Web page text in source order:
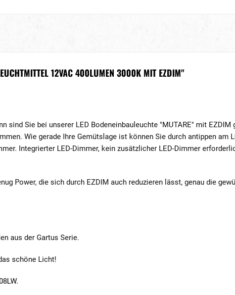
12VAC 400LUMEN 3000K MIT EZDIM"
Sie bei unserer LED Bodeneinbauleuchte "MUTARE" mit EZDIM
Wie gerade Ihre Gemütslage ist können Sie durch antippen am
Integrierter LED-Dimmer, kein zusätzlicher LED-Dimmer
Power, die sich durch EZDIM auch reduzieren lässt, genau die
aus der Gartus Serie.
schöne Licht!
.